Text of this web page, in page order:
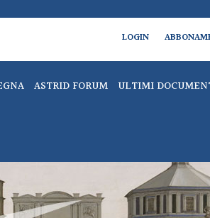
LOGIN
ASTRID FORUM ULTIMI